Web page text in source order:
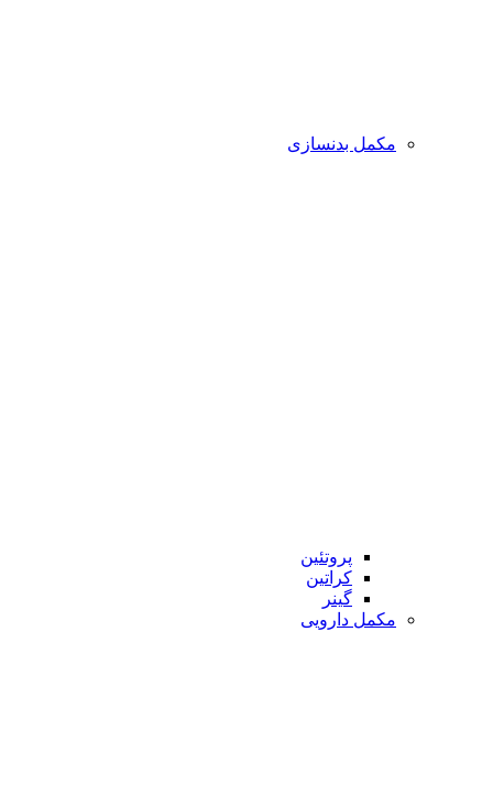
مکمل بدنسازی
پروتئین
کراتین
گینر
مکمل دارویی